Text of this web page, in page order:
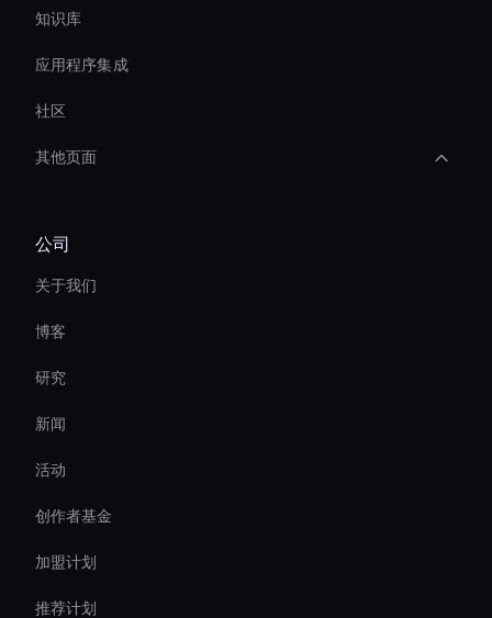
知识库
应用程序集成
社区
其他页面
Video Conferencing Ai
Self-Learning Ai Avatar
AI 视频稳定器工具
Ai Avatar For Marketing
Live Streaming Avatar
Meeting Avatar
Custom Ai Avatar Development
公司
关于我们
博客
研究
新闻
活动
创作者基金
加盟计划
推荐计划